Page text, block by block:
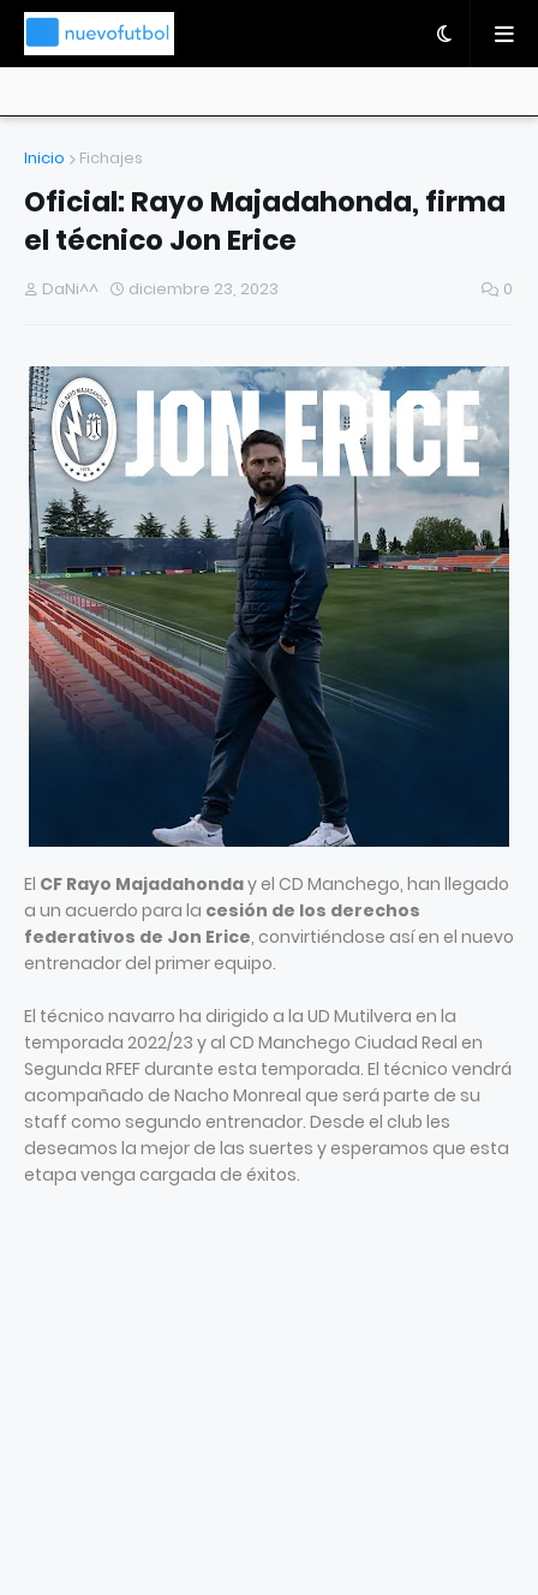
Inicio Fichajes
Oficial: Rayo Majadahonda, firma
el técnico Jon Erice
DaNi^^ diciembre 23, 2023 0
El CF Rayo Majadahonday el CD Manchego, han llegado
a un acuerdo para la cesión de los derechos
federativos de Jon Erice, convirtiéndose así en el nuevo
entrenador del primer equipo.
El técnico navarro ha dirigido a la UD Mutilvera en la
temporada 2022/23 y al CD Manchego Ciudad Real en
Segunda RFEF durante esta temporada. El técnico vendrá
acompañado de Nacho Monreal que será parte de su
staff como segundo entrenador. Desde el club les
deseamos la mejor de las suertes y esperamos que esta
etapa venga cargada de éxitos.